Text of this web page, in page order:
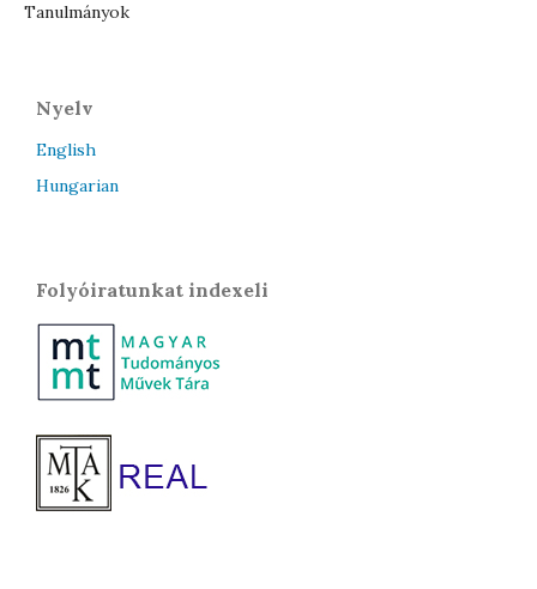
Tanulmányok
Nyelv
English
Hungarian
Folyóiratunkat indexeli